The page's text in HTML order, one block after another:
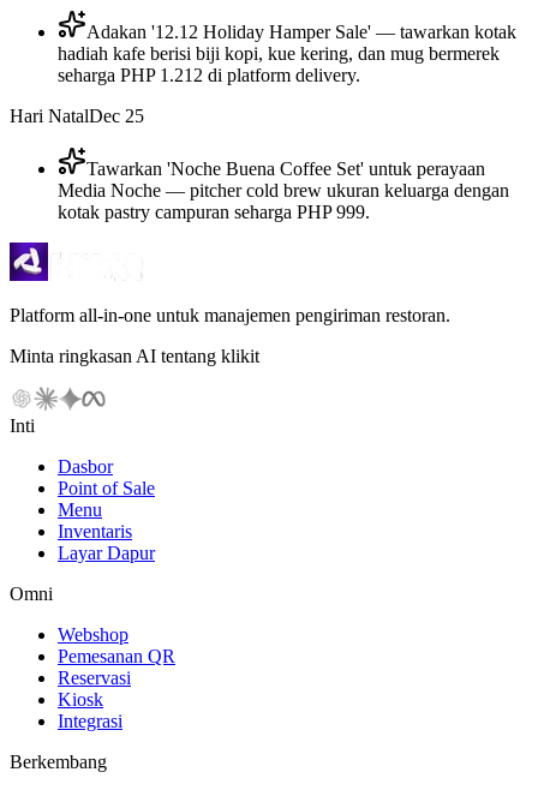
Adakan '12.12 Holiday Hamper Sale' — tawarkan kotak
hadiah kafe berisi biji kopi, kue kering, dan mug bermerek
seharga PHP 1.212 di platform delivery.
Hari NatalDec 25
Tawarkan 'Noche Buena Coffee Set' untuk perayaan
Media Noche — pitcher cold brew ukuran keluarga dengan
kotak pastry campuran seharga PHP 999.
Platform all-in-one untuk manajemen pengiriman restoran.
Minta ringkasan AI tentang klikit
Inti
Dasbor
Point of Sale
Menu
Inventaris
Layar Dapur
Omni
Webshop
Pemesanan QR
Reservasi
Kiosk
Integrasi
Berkembang